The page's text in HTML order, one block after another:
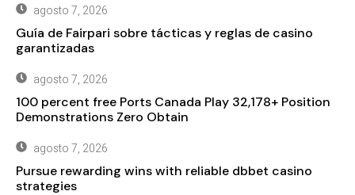
agosto 7, 2026
Guía de Fairpari sobre tácticas y reglas de casino
garantizadas
agosto 7, 2026
100 percent free Ports Canada Play 32,178+ Position
Demonstrations Zero Obtain
agosto 7, 2026
Pursue rewarding wins with reliable dbbet casino
strategies